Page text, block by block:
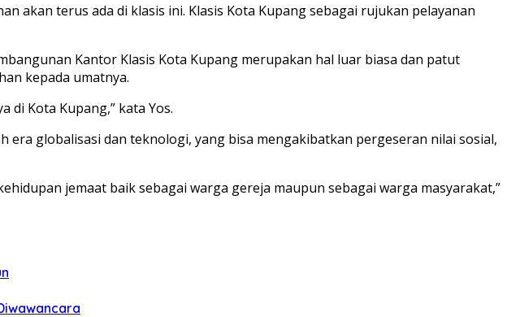
akan terus ada di klasis ini. Klasis Kota Kupang sebagai rujukan pelayanan
Kantor Klasis Kota Kupang merupakan hal luar biasa dan patut
kepada umatnya.
di Kota Kupang,” kata Yos.
globalisasi dan teknologi, yang bisa mengakibatkan pergeseran nilai sosial,
jemaat baik sebagai warga gereja maupun sebagai warga masyarakat,”